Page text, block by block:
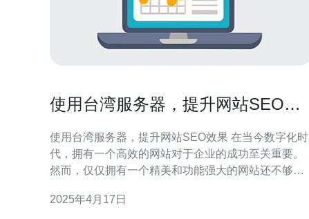
使用台湾服务器，提升网站SEO效
使用台湾服务器，提升网站SEO效果 在当今数字化时
代，拥有一个高效的网站对于企业的成功至关重要。
然而，仅仅拥有一个精美和功能强大的网站还不够，
许多方法可以提升网站的SEO效果，其中一个重要的
2025年4月17日